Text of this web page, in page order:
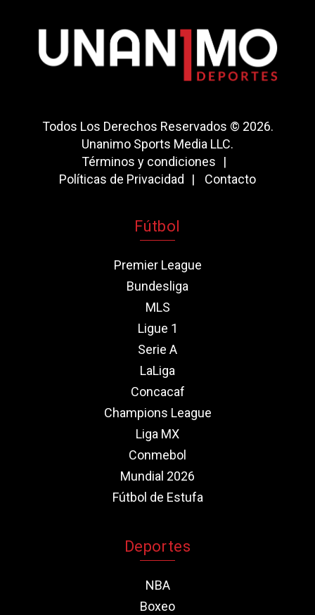
Todos Los Derechos Reservados © 2026.
Unanimo Sports Media LLC.
Términos y condiciones
Políticas de Privacidad
Contacto
Fútbol
Premier League
Bundesliga
MLS
Ligue 1
Serie A
LaLiga
Concacaf
Champions League
Liga MX
Conmebol
Mundial 2026
Fútbol de Estufa
Deportes
NBA
Boxeo